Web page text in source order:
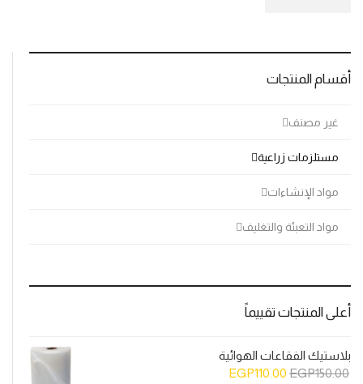
أقسام المنتجات
غير مصنف
مستلزمات زراعية
مواد الإنشاءات
مواد التعبئة والتغليف
أعلى المنتجات تقييماً
بلاستيك الفقاعات الهوائية
EGP150.00
السعرEGP110.00